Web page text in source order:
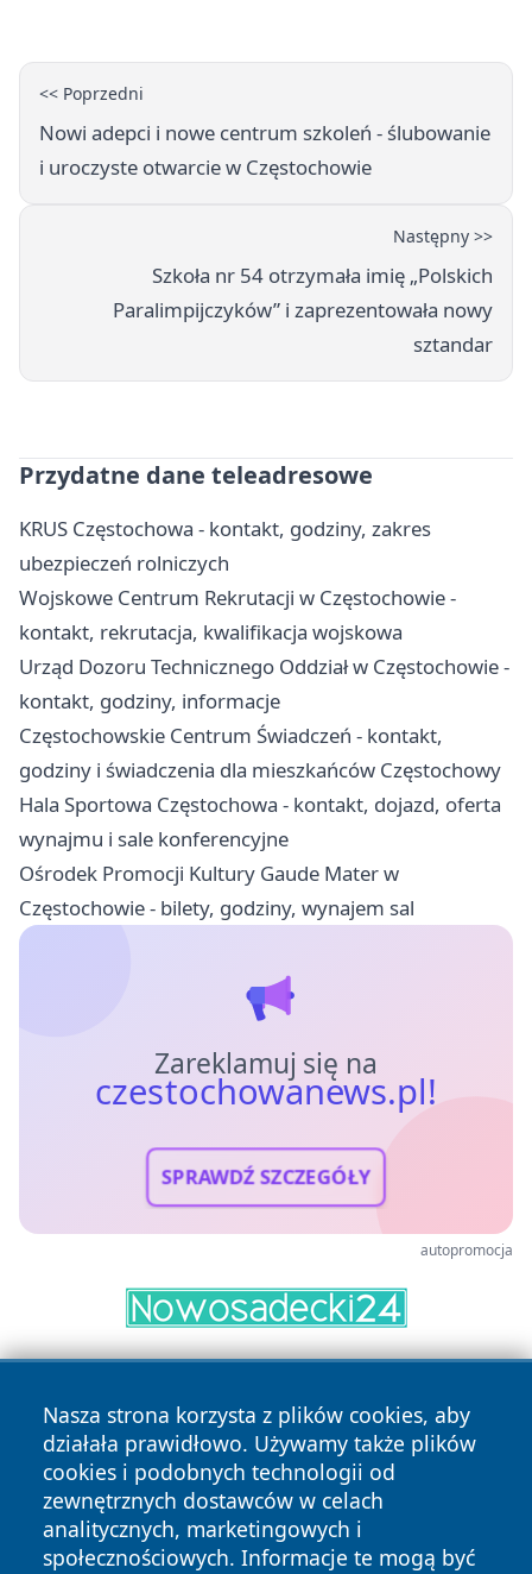
<< Poprzedni
Nowi adepci i nowe centrum szkoleń - ślubowanie
i uroczyste otwarcie w Częstochowie
Następny >>
Szkoła nr 54 otrzymała imię „Polskich
Paralimpijczyków” i zaprezentowała nowy
sztandar
Przydatne dane teleadresowe
KRUS Częstochowa - kontakt, godziny, zakres
ubezpieczeń rolniczych
Wojskowe Centrum Rekrutacji w Częstochowie -
kontakt, rekrutacja, kwalifikacja wojskowa
Urząd Dozoru Technicznego Oddział w Częstochowie -
kontakt, godziny, informacje
Częstochowskie Centrum Świadczeń - kontakt,
godziny i świadczenia dla mieszkańców Częstochowy
Hala Sportowa Częstochowa - kontakt, dojazd, oferta
wynajmu i sale konferencyjne
Ośrodek Promocji Kultury Gaude Mater w
Częstochowie - bilety, godziny, wynajem sal
Zareklamuj się na
czestochowanews.pl!
SPRAWDŹ SZCZEGÓŁY
autopromocja
Nasza strona korzysta z plików cookies, aby
działała prawidłowo. Używamy także plików
cookies i podobnych technologii od
zewnętrznych dostawców w celach
analitycznych, marketingowych i
społecznościowych. Informacje te mogą być
Copyright © 2026 czestochowanews.pl Wszystkie prawa
zastrzeżone.